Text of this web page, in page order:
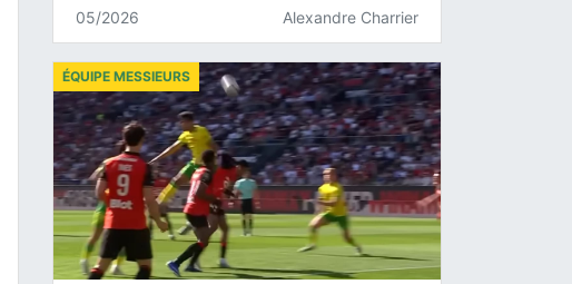
05/2026 Alexandre Charrier
ÉQUIPE MESSIEURS